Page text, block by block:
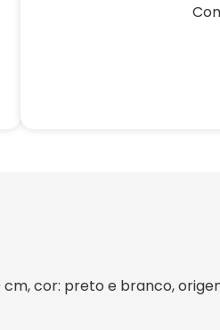
cm, cor: preto e branco,